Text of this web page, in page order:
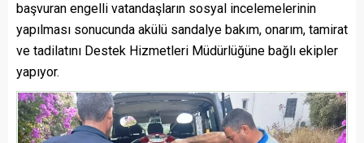
başvuran engelli vatandaşların sosyal incelemelerinin
yapılması sonucunda akülü sandalye bakım, onarım, tamirat
ve tadilatını Destek Hizmetleri Müdürlüğüne bağlı ekipler
yapıyor.